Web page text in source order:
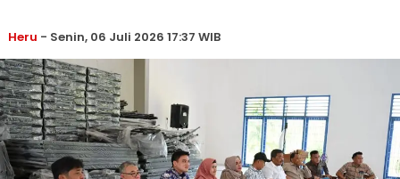
Heru - Senin, 06 Juli 2026 17:37 WIB